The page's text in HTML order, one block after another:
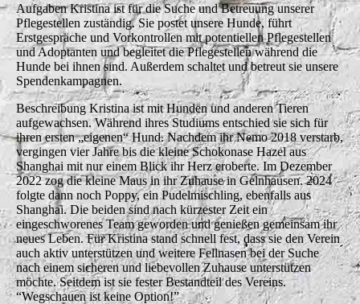
AufgabenKristina ist für die Suche und Betreuung unserer
Pflegestellen zuständig. Sie postet unsere Hunde, führt
Erstgespräche und Vorkontrollen mit potentiellen Pflegestellen
und Adoptanten und begleitet die Pflegestellen während die
Hunde bei ihnen sind. Außerdem schaltet und betreut sie unsere
Spendenkampagnen.
BeschreibungKristina ist mit Hunden und anderen Tieren
aufgewachsen. Während ihres Studiums entschied sie sich für
ihren ersten „eigenen“ Hund. Nachdem ihr Nemo 2018 verstarb,
vergingen vier Jahre bis die kleine Schokonase Hazel aus
Shanghai mit nur einem Blick ihr Herz eroberte. Im Dezember
2022 zog die kleine Maus in ihr Zuhause in Gelnhausen. 2024
folgte dann noch Poppy, ein Pudelmischling, ebenfalls aus
Shanghai. Die beiden sind nach kürzester Zeit ein
eingeschworenes Team geworden und genießen gemeinsam ihr
neues Leben. Für Kristina stand schnell fest, dass sie den Verein
auch aktiv unterstützen und weitere Fellnasen bei der Suche
nach einem sicheren und liebevollen Zuhause unterstützen
möchte. Seitdem ist sie fester Bestandteil des Vereins.
“Wegschauen ist keine Option!”